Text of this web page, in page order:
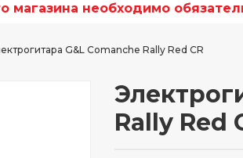
необходимо
G&L Comanche Rally Red CR
Rally Red